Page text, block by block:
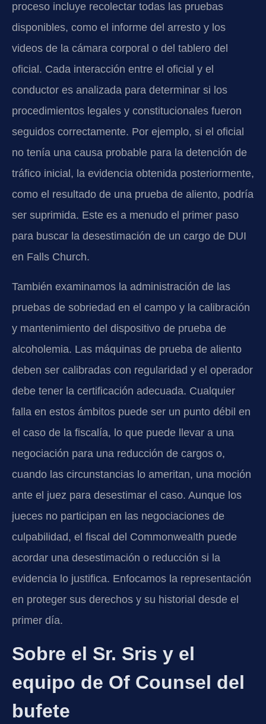
proceso incluye recolectar todas las pruebas
disponibles, como el informe del arresto y los
videos de la cámara corporal o del tablero del
oficial. Cada interacción entre el oficial y el
conductor es analizada para determinar si los
procedimientos legales y constitucionales fueron
seguidos correctamente. Por ejemplo, si el oficial
no tenía una causa probable para la detención de
tráfico inicial, la evidencia obtenida posteriormente,
como el resultado de una prueba de aliento, podría
ser suprimida. Este es a menudo el primer paso
para buscar la desestimación de un cargo de DUI
en Falls Church.
También examinamos la administración de las
pruebas de sobriedad en el campo y la calibración
y mantenimiento del dispositivo de prueba de
alcoholemia. Las máquinas de prueba de aliento
deben ser calibradas con regularidad y el operador
debe tener la certificación adecuada. Cualquier
falla en estos ámbitos puede ser un punto débil en
el caso de la fiscalía, lo que puede llevar a una
negociación para una reducción de cargos o,
cuando las circunstancias lo ameritan, una moción
ante el juez para desestimar el caso. Aunque los
jueces no participan en las negociaciones de
culpabilidad, el fiscal del Commonwealth puede
acordar una desestimación o reducción si la
evidencia lo justifica. Enfocamos la representación
en proteger sus derechos y su historial desde el
primer día.
Sobre el Sr. Sris y el
equipo de Of Counsel del
bufete